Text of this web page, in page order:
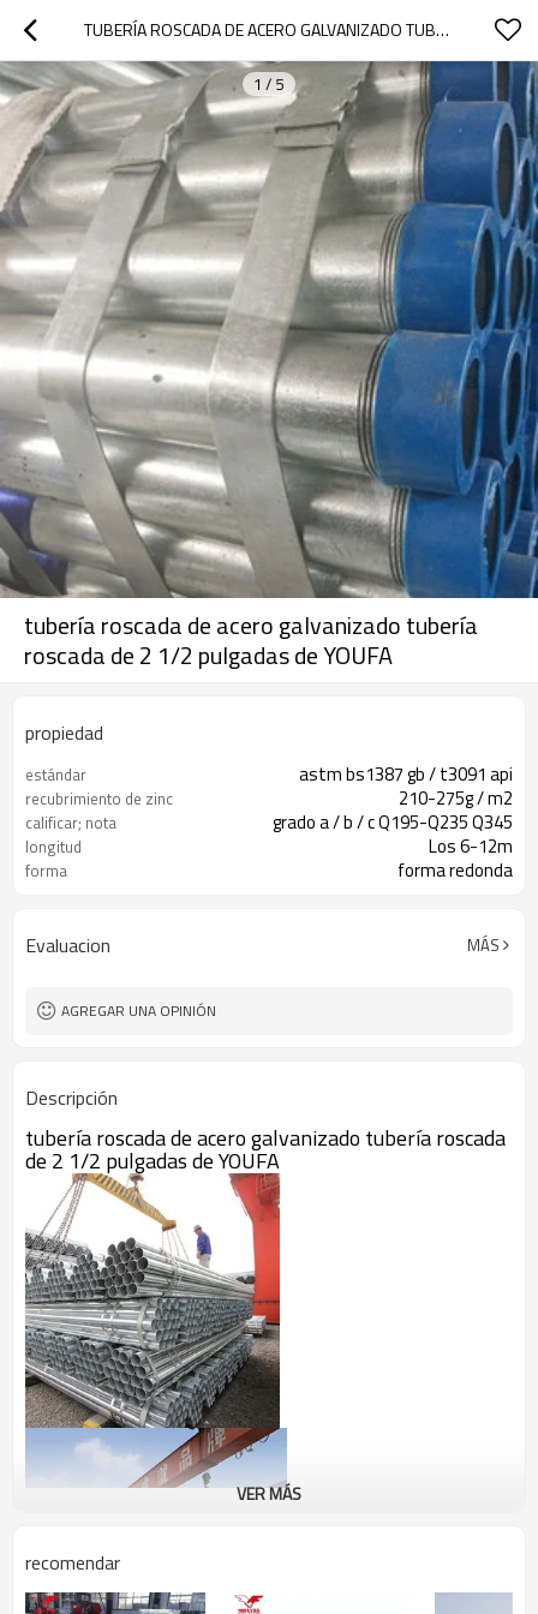
TUBERÍA ROSCADA DE ACERO GALVANIZADO TUBERÍA ROSCADA DE 2 1/2 PULGADAS DE YOUFA
1 / 5
tubería roscada de acero galvanizado tubería
roscada de 2 1/2 pulgadas de YOUFA
propiedad
estándar astm bs1387 gb / t3091 api
recubrimiento de zinc 210-275g / m2
calificar; nota grado a / b / c Q195-Q235 Q345
longitud Los 6-12m
forma forma redonda
Evaluacion MÁS
AGREGAR UNA OPINIÓN
Descripción
tubería roscada de acero galvanizado tubería roscada
de 2 1/2 pulgadas de YOUFA
VER MÁS
recomendar